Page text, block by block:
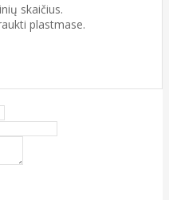
skaičius.
plastmase.